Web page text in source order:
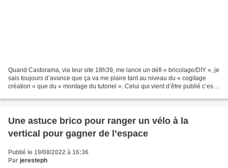
Quand Castorama, via leur site 18h39, me lance un défi « bricolage/DIY », je
sais toujours d’avance que ça va me plaire tant au niveau du « cogitage
création » que du « montage du tutoriel ». Celui qui vient d’être publié c’est
Une astuce brico pour ranger un vélo à la
vertical pour gagner de l’espace
Publié le 19/08/2022 à 16:36
Par jeresteph